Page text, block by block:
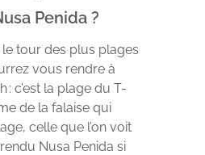
Penida ?
tour des plus plages
vous rendre à
: c’est la plage du T-
de la falaise qui
celle que l’on voit
Nusa Penida si